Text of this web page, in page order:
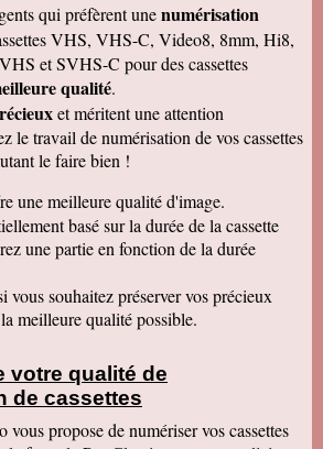
de picorer d'une cassette à l'autre.
travail. Nos souvenirs sont sauvés
joie pour mes enfants et mes
Je vous recommanderais dans
pour votre sérieux. Merci
!! J'ai mis du temps pour vous
très positif car nous
!!! Les films sont super !!
d'images malgré l'âge des K7
une personne de confiance et je
de vous avoir confié les vidéos
décédée !! Je vous recommande
bien soin de vous !! Au
aussi bien du fait que mes
vieilles plus de 30 ans ! Je vais
à ma soeur qui a des cassettes a
sur des cd. Bonne journée
qui préfèrent unenumérisation
VHS, VHS-C, Video8, 8mm, Hi8,
et SVHS-C pour des cassettes
qualité.
et méritent une attention
le travail de numérisation de vos cassettes
le faire bien !
une meilleure qualité d'image.
basé sur la durée de la cassette
une partie en fonction de la durée
vous souhaitez préserver vos précieux
meilleure qualité possible.
votre qualité de
de cassettes
propose de numériser vos cassettes